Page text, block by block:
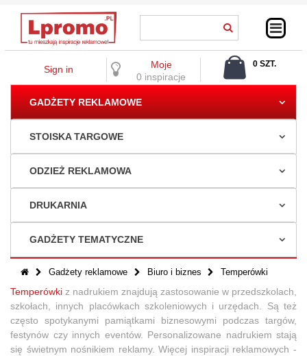
Sign in
Moje
0 inspiracje
0 SZT.
GADŻETY REKLAMOWE
STOISKA TARGOWE
ODZIEŻ REKLAMOWA
DRUKARNIA
GADŻETY TEMATYCZNE
Gadżety reklamowe Biuro i biznes Temperówki
Temperówki z nadrukiem znajdują zastosowanie w przedszkolach,
szkołach, innych placówkach szkoleniowych i urzędach. Są też
często spotykanymi pamiątkami biznesowymi podczas targów,
festynów czy innych eventów. Personalizowane nadrukiem stają
się świetnym nośnikiem reklamy. Więcej inspiracji reklamowych -